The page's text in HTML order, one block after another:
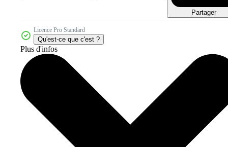
Partager
Licence Pro Standard
Qu'est-ce que c'est ?
Plus d'infos